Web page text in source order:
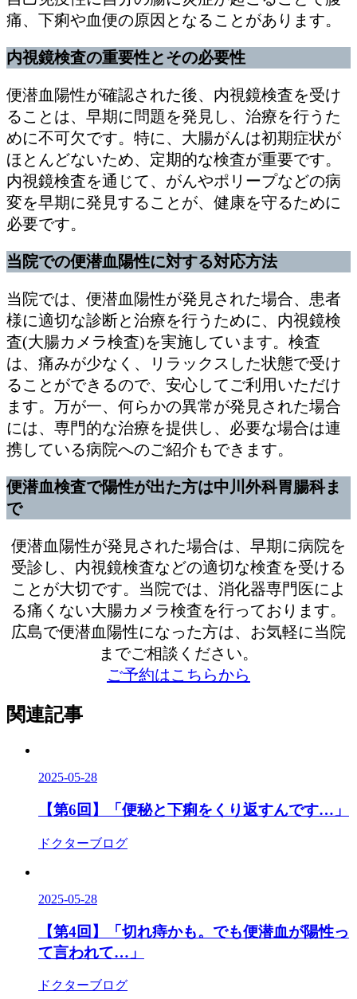
痛、下痢や血便の原因となることがあります。
内視鏡検査の重要性とその必要性
便潜血陽性が確認された後、内視鏡検査を受け
ることは、早期に問題を発見し、治療を行うた
めに不可欠です。特に、大腸がんは初期症状が
ほとんどないため、定期的な検査が重要です。
内視鏡検査を通じて、がんやポリープなどの病
変を早期に発見することが、健康を守るために
必要です。
当院での便潜血陽性に対する対応方法
当院では、便潜血陽性が発見された場合、患者
様に適切な診断と治療を行うために、内視鏡検
査(大腸カメラ検査)を実施しています。検査
は、痛みが少なく、リラックスした状態で受け
ることができるので、安心してご利用いただけ
ます。万が一、何らかの異常が発見された場合
には、専門的な治療を提供し、必要な場合は連
携している病院へのご紹介もできます。
便潜血検査で陽性が出た方は中川外科胃腸科ま
で
便潜血陽性が発見された場合は、早期に病院を
受診し、内視鏡検査などの適切な検査を受ける
ことが大切です。当院では、消化器専門医によ
る痛くない大腸カメラ検査を行っております。
広島で便潜血陽性になった方は、お気軽に当院
までご相談ください。
ご予約はこちらから
関連記事
2025-05-28
【第6回】「便秘と下痢をくり返すんです…」
ドクターブログ
2025-05-28
【第4回】「切れ痔かも。でも便潜血が陽性っ
て言われて…」
ドクターブログ